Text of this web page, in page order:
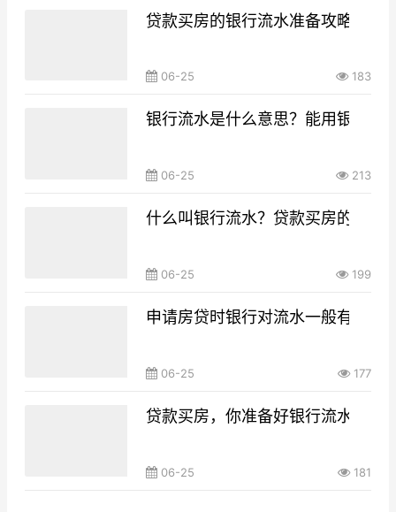
贷款买房的银行流水准备攻略，你
06-25 183
银行流水是什么意思？能用银行流
06-25 213
什么叫银行流水？贷款买房的银行
06-25 199
申请房贷时银行对流水一般有什么
06-25 177
贷款买房，你准备好银行流水了吗
06-25 181